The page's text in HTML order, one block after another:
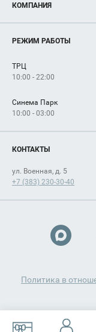
Новости
Магазины
Услуги
КОМПАНИЯ
Рекламодателям
Как добраться
РЕЖИМ РАБОТЫ
ТРЦ
10:00 - 22:00
Синема Парк
10:00 - 03:00
КОНТАКТЫ
ул. Военная, д. 5
+7 (383) 230-30-40
Политика в